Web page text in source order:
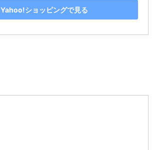
Yahoo!ショッピングで見る